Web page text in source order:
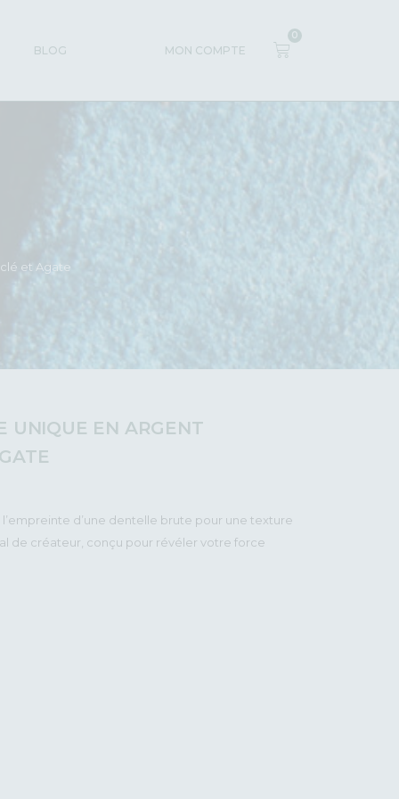
BLOG MON COMPTE
0
et Agate
UNIQUE EN ARGENT
d’une dentelle brute pour une texture
de créateur, conçu pour révéler votre force